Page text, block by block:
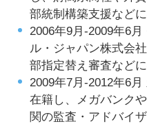
部統制構築支援など
2006年9月-2009年6
ル・ジャパン株式会
部指定替え審査など
2009年7月-2012年6
在籍し、メガバンク
関の監査・アドバイ